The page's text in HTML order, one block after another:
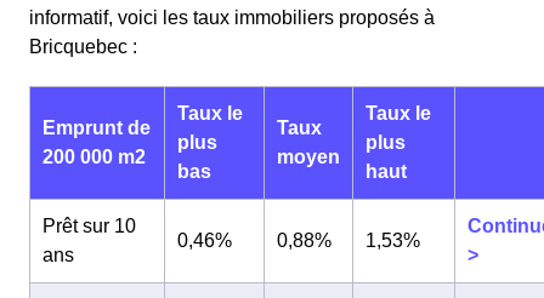
informatif, voici les taux immobiliers proposés à
Bricquebec :
Emprunt de
200 000 m2
Taux le
plus
bas
Taux
moyen
Taux le
plus
haut
Prêt sur 10
ans
0,46% 0,88% 1,53%
>